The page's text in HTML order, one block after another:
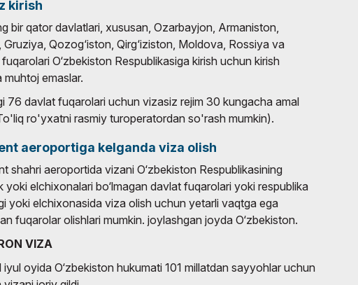
Rasmiy aviataşuvchi
kirish
bir qator davlatlari, xususan, Ozarbayjon, Armaniston,
Gruziya, Qozog‘iston, Qirg‘iziston, Moldova, Rossiya va
O‘zbekiston Respublikasiga kirish uchun kirish
muhtoj emaslar.
76 davlat fuqarolari uchun vizasiz rejim 30 kungacha amal
ro'yxatni rasmiy turoperatordan so'rash mumkin).
aeroportiga kelganda viza olish
shahri aeroportida vizani O‘zbekiston Respublikasining
yoki elchixonalari bo‘lmagan davlat fuqarolari yoki respublika
yoki elchixonasida viza olish uchun yetarli vaqtga ega
fuqarolar olishlari mumkin. joylashgan joyda O‘zbekiston.
VIZA
oyida O‘zbekiston hukumati 101 millatdan sayyohlar uchun